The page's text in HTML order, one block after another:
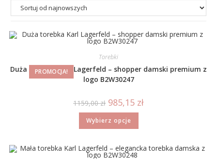
PROMOCJA!
Torebki
Duża torebka Karl Lagerfeld – shopper damski premium z
logo B2W30247
1159,00zł 985,15 zł
Wybierz opcje